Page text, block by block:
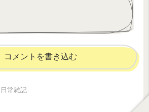
コメントを書き込む
日常雑記